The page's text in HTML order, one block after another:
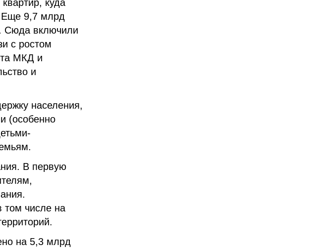
куда
Еще 9,7 млрд
Сюда включили
с ростом
МКД и
и
населения,
(особенно
В первую
числе на
на 5,3 млрд